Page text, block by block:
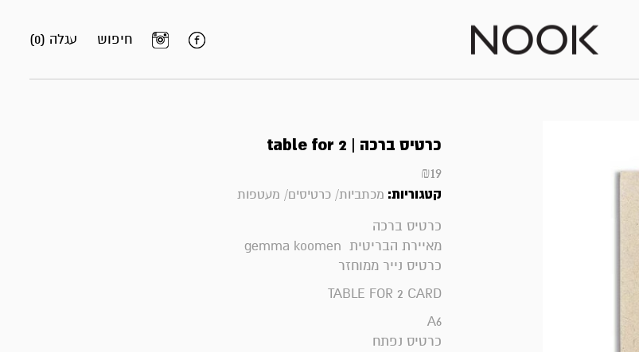
עגלה (0) חיפוש
כרטיס ברכה | table for 2
₪19
קטגוריות: מכתביות/ כרטיסים/ מעטפות
כרטיס ברכה
מאיירת הבריטית gemma koomen
כרטיס נייר ממוחזר
TABLE FOR 2 CARD
A6
כרטיס נפתח